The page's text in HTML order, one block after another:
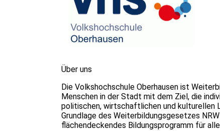
Über uns
Die Volkshochschule Oberhausen ist
Menschen in der Stadt mit dem Ziel, die
politischen, wirtschaftlichen und kulturellen
Grundlage des Weiterbildungsgesetzes
flächendeckendes Bildungsprogramm für